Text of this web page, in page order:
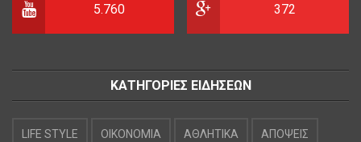
5.760 372
ΚΑΤΗΓΟΡΙΕΣ ΕΙΔΗΣΕΩΝ
LIFE STYLE OIKONOMIA ΑΘΛΗΤΙΚΑ ΑΠΟΨΕΙΣ